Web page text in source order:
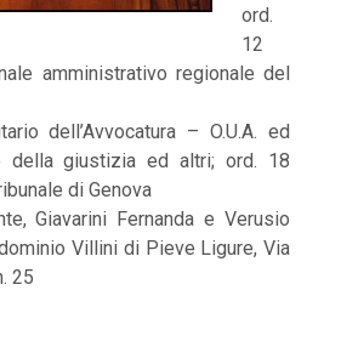
ord.
12
amministrativo regionale del
dell’Avvocatura – O.U.A. ed
giustizia ed altri; ord. 18
di Genova
Giavarini Fernanda e Verusio
Villini di Pieve Ligure, Via
25